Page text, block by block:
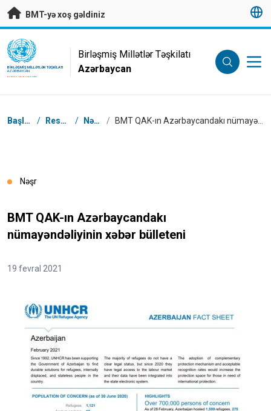
Əsas məzmuna keç
BMT-yə xoş gəldiniz
UN Logo
BIRLƏŞMIŞ MILLƏTLƏR TƏŞKILATI
AZƏRBAYCAN
Birləşmiş Millətlər Təşkilatı
Azərbaycan
Naviqasiya
Başlanğıc / Resurslar / Nəşrlər / BMT QAK-ın Azərbaycandakı nümayəndəliyinin xəbər bülleteni
Nəşr
BMT QAK-ın Azərbaycandakı
nümayəndəliyinin xəbər bülleteni
19 fevral 2021